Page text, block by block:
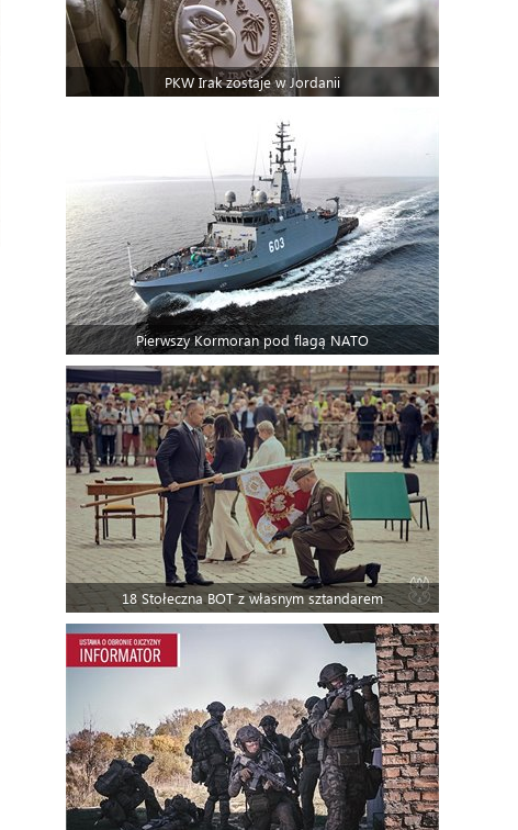
PKW Irak zostaje w Jordanii
Pierwszy Kormoran pod flagą NATO
18 Stołeczna BOT z własnym sztandarem